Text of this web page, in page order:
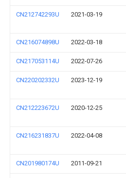
CN212742293U 2021-03-19
CN216074898U 2022-03-18
CN217053114U 2022-07-26
CN220202332U 2023-12-19
CN212223672U 2020-12-25
CN216231837U 2022-04-08
CN201980174U 2011-09-21